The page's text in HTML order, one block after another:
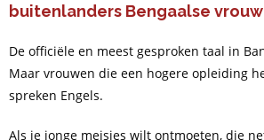
buitenlanders Bengaalse
De officiële en meest gesproken taal in
Maar vrouwen die een hogere opleiding
spreken Engels.
Als je jonge meisjes wilt ontmoeten, die